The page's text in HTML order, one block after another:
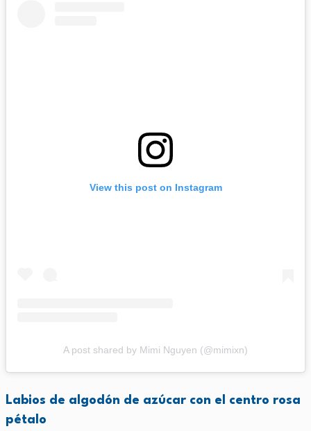
View this post on Instagram
A post shared by Mimi Nguyen (@mimixn)
Labios de algodón de azúcar con el centro rosa
pétalo